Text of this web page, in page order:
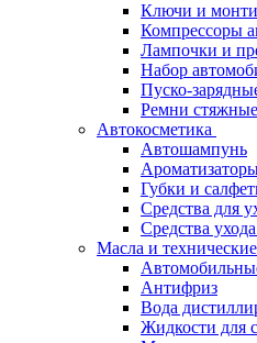
Ключи и
Компрессоры
Лампочки и
Набор
Пуско-
Ремни
Автокосметика
Автошампунь
Губки и
Средства для
Средства
Масла и
Антифриз
Вода
Жидкости для